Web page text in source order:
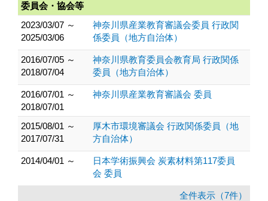
委員会・協会等
2023/03/07 ～
2025/03/06
神奈川県産業教育審議会委員 行政関
係委員（地方自治体）
2016/07/05 ～
2018/07/04
神奈川県教育委員会教育局 行政関係
委員（地方自治体）
2016/07/01 ～
2018/07/01
神奈川県産業教育審議会 委員
2015/08/01 ～
2017/07/31
厚木市環境審議会 行政関係委員（地
方自治体）
2014/04/01 ～
日本学術振興会 炭素材料第117委員
会 委員
全件表示（7件）